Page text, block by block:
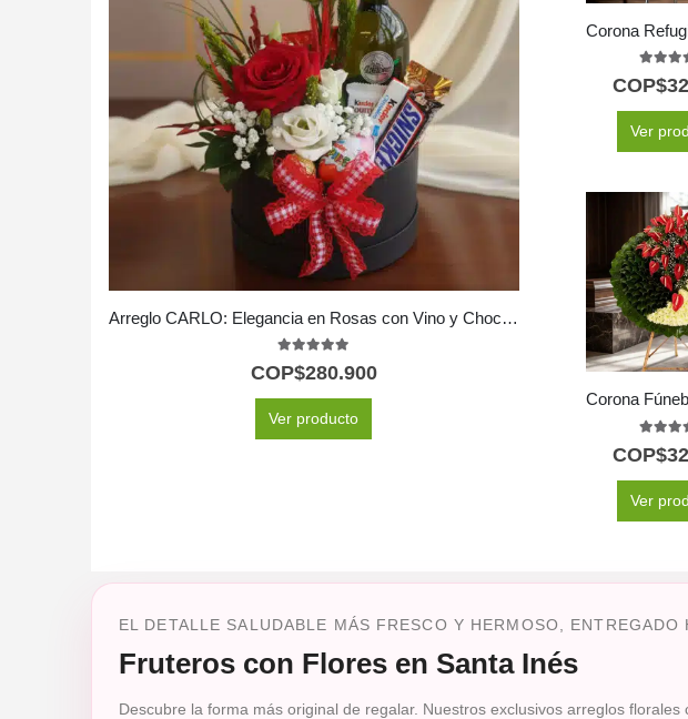
Arreglo CARLO: Elegancia en Rosas con Vino y Chocolates 🍷
5.00
COP$280.900
Ver producto
5.00
COP$
Ver
COP$
Ver
EL DETALLE SALUDABLE MÁS FRESCO Y HERMOSO, ENTREGADO
Fruteros con Flores en Santa Inés
Descubre la forma más original de regalar. Nuestros exclusivos arreglos